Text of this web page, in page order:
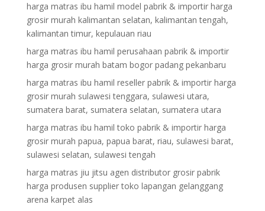
harga matras ibu hamil model pabrik & importir harga
grosir murah kalimantan selatan, kalimantan tengah,
kalimantan timur, kepulauan riau
harga matras ibu hamil perusahaan pabrik & importir
harga grosir murah batam bogor padang pekanbaru
harga matras ibu hamil reseller pabrik & importir harga
grosir murah sulawesi tenggara, sulawesi utara,
sumatera barat, sumatera selatan, sumatera utara
harga matras ibu hamil toko pabrik & importir harga
grosir murah papua, papua barat, riau, sulawesi barat,
sulawesi selatan, sulawesi tengah
harga matras jiu jitsu agen distributor grosir pabrik
harga produsen supplier toko lapangan gelanggang
arena karpet alas